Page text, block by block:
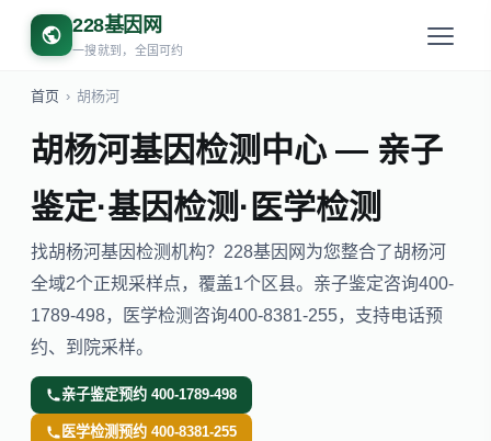
228基因网
一搜就到，全国可约
首页 › 胡杨河
胡杨河基因检测中心 — 亲子
鉴定·基因检测·医学检测
找胡杨河基因检测机构？228基因网为您整合了胡杨河
全域2个正规采样点，覆盖1个区县。亲子鉴定咨询400-
1789-498，医学检测咨询400-8381-255，支持电话预
约、到院采样。
亲子鉴定预约 400-1789-498
医学检测预约 400-8381-255